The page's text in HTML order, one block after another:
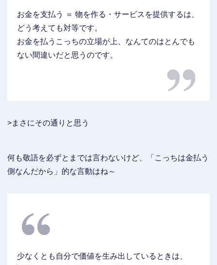
お金を支払う ＝ 物を作る・サービスを提供するは、
どう考えても対等です。
お金を払うこっちの立場が上、なんてのはとんでも
ない間違いだと思うのです。
>まさにその通りと思う
何も敬語を必ずとまでは言わないけど、「こっちは金払う
側なんだから」的な言動はね～
少なくとも自分で価値を生み出しているときは、